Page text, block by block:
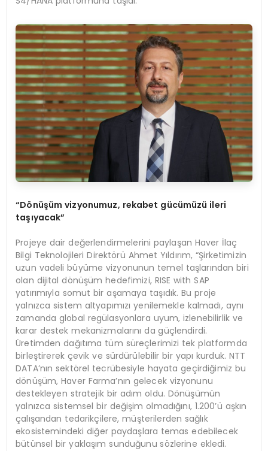
“Dönüşüm vizyonumuz, rekabet gücümüzü ileri
taşıyacak”
Projeye dair değerlendirmelerini paylaşan Haver İlaç
Bilgi Teknolojileri Direktörü Ahmet Yıldırım, “Şirketimizin
uzun vadeli büyüme vizyonunun temel taşlarından biri
olan dijital dönüşüm hedefimizi, RISE with SAP
yatırımıyla somut bir aşamaya taşıdık. Bu proje
yalnızca sistem altyapımızı yenilemekle kalmadı, aynı
zamanda global regülasyonlara uyum, izlenebilirlik ve
karar destek mekanizmalarını da güçlendirdi.
Üretimden dağıtıma tüm süreçlerimizi tek platformda
birleştirerek çevik ve sürdürülebilir bir yapı kurduk. NTT
DATA’nın sektörel tecrübesiyle hayata geçirdiğimiz bu
dönüşüm, Haver Farma’nın gelecek vizyonunu
destekleyen stratejik bir adım oldu. Dönüşümün
yalnızca sistemsel bir değişim olmadığını, 1.200’ü aşkın
çalışandan tedarikçilere, müşterilerden sağlık
ekosistemindeki diğer paydaşlara temas edebilecek
bütünsel bir yaklaşım sunduğunu sözlerine ekledi.